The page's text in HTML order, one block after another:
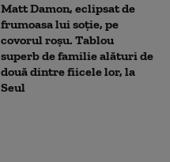
Matt Damon, eclipsat de
frumoasa lui soție, pe
covorul roșu. Tablou
superb de familie alături de
două dintre fiicele lor, la
Seul